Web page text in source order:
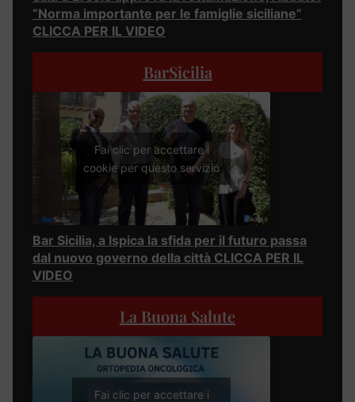
“Norma importante per le famiglie siciliane”
CLICCA PER IL VIDEO
BarSicilia
Fai clic per accettare i
cookie per questo servizio
Bar Sicilia, a Ispica la sfida per il futuro passa
dal nuovo governo della città CLICCA PER IL
VIDEO
La Buona Salute
Fai clic per accettare i